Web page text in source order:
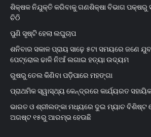
ଶିକ୍ଷକ ନିଯୁକ୍ତି କରିବାକୁ ଗଣଶିକ୍ଷା ବିଭାଗ ପକ୍ଷରୁ
ଚିଠି
ପୁଣି ସୃଷ୍ଟି ହେଲା ଲଘୁଚାପ
ଶନିବାର ସକାଳ ପ୍ରାୟ ସାଢ଼େ ୫ଟା ସମୟରେ ଜଣେ
ପେଟ୍ରୋଲ ଢାଳି ନିଆଁ ଲଗାଇ ହତ୍ୟା ଉଦ୍ୟମ
ରୁଷରୁ ତେଲ କିଣିବା ପଡ଼ିପାରେ ମହଙ୍ଗା
ପ୍ରାଥମିକ ସ୍ୱାସ୍ଥ୍ୟ କେନ୍ଦ୍ରରେ କାର୍ଯ୍ୟରତ
ଭାରତ ଓ ଶ୍ରୀଲଙ୍କା ମଧ୍ୟରେ ଦୁଇ ମ୍ୟାଚ ବିଶିଷ୍ଟ
ଅଗଷ୍ଟ ୧୫ରୁ ଆରମ୍ଭ ହେଊଛି